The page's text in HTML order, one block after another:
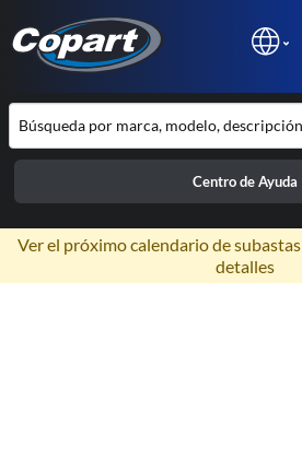
Centro de Ayuda
Ver el próximo calendario de subastas
detalles